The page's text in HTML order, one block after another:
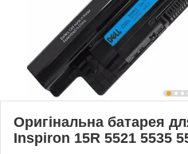
Оригінальна батарея
Inspiron 15R 5521 5535